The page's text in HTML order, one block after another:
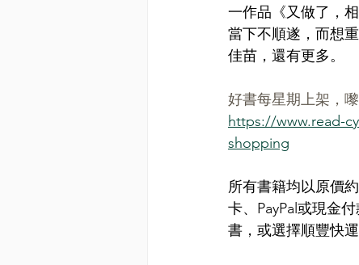
一作品《又做了，
當下不順遂，而想
佳苗，還有更多。
好書每星期上架，嚟
https://www.read-
shopping
所有書籍均以原價
卡、PayPal或現金
書，或選擇順豐快